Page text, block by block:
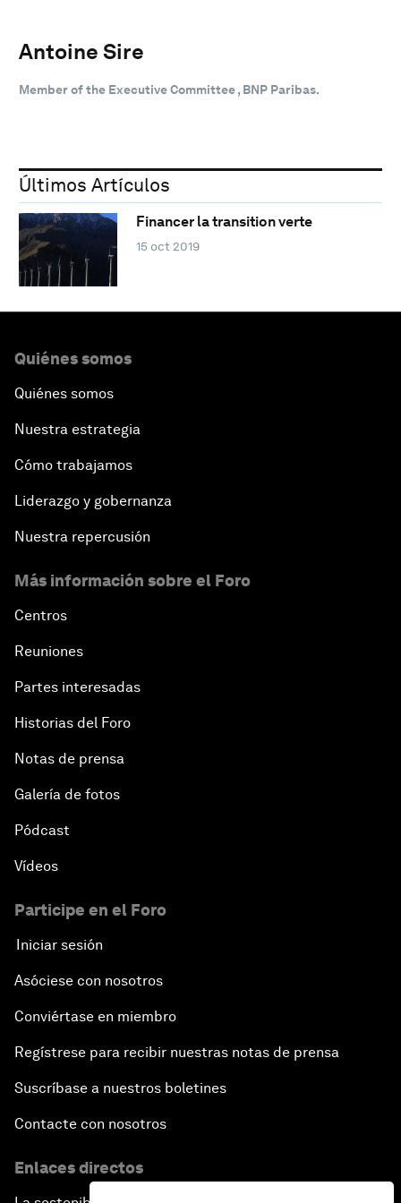
Antoine Sire
Member of the Executive Committee , BNP Paribas.
Últimos Artículos
Financer la transition verte
15 oct 2019
Quiénes somos
Quiénes somos
Nuestra estrategia
Cómo trabajamos
Liderazgo y gobernanza
Nuestra repercusión
Más información sobre el Foro
Centros
Reuniones
Partes interesadas
Historias del Foro
Notas de prensa
Galería de fotos
Pódcast
Vídeos
Participe en el Foro
Iniciar sesión
Asóciese con nosotros
Conviértase en miembro
Regístrese para recibir nuestras notas de prensa
Suscríbase a nuestros boletines
Contacte con nosotros
Enlaces directos